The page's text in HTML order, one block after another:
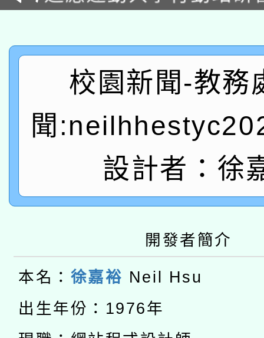
本館辦理115年度閱讀
暨閱讀推動專業研習
科技賦能─人工智慧
礎課程
A3數位素養講師名單
「數位內容與教學軟
pilot」
有關大陸委員會函釋公
薪期間赴陸應申請許可
轉知經濟部水利署委託
業技術研究院辦理「
用水績優單位及節水達
動」
115年8月22日(星期六
開 智慧啟航」
本校115學年度第2次
招甄選結果公告(無人
招)
適應運動共學行動站研
本館辦理115年度閱讀
校園新聞-教務
聞
設計者：徐
開發者簡介
本名： 徐嘉裕 Neil Hsu
出生年份：1976年